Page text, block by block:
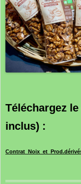
Téléchargez
inclus) :